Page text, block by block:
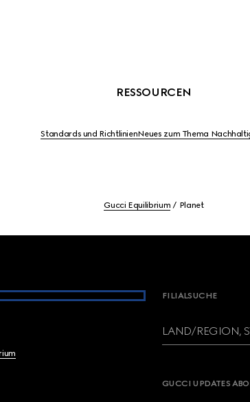
RESSOURCEN
Standards und RichtlinienNeues zum Thema
Gucci Equilibrium Planet
FILIALSUCHE
LAND/REGION,
GUCCI UPDATES